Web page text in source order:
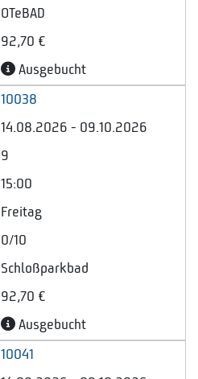
OTeBAD
92,70 €
Ausgebucht
10038
14.08.2026 - 09.10.2026
9
15:00
Freitag
0/10
Schloßparkbad
92,70 €
Ausgebucht
10041